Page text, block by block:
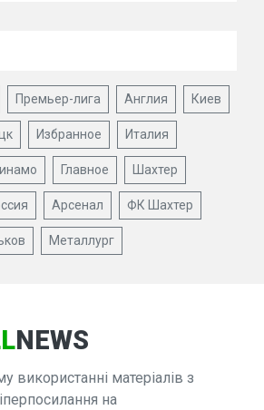
Премьер-лига Англия Киев
Избранное Италия
Главное Шахтер
Арсенал ФК Шахтер
Металлург
NEWS
використанні матеріалів з
на